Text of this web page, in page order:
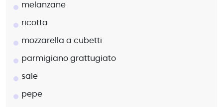
melanzane
ricotta
mozzarella a cubetti
parmigiano grattugiato
sale
pepe